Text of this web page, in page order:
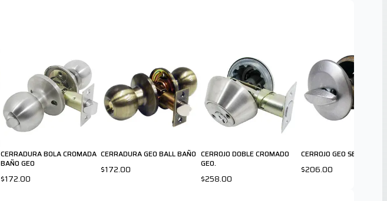
CERRADURA BOLA CROMADA
BAÑO GEO
$172.00
CERRADURA GEO BALL BAÑO
$172.00
CERROJO DOBLE CROMADO
GEO.
$258.00
CERROJO GEO SENCILLO
$206.00